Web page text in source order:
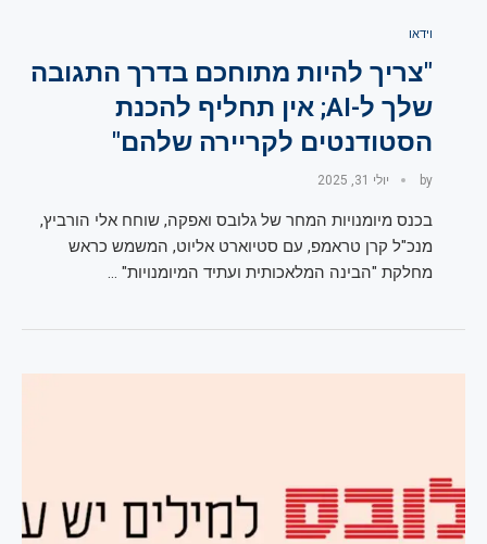
וידאו
"צריך להיות מתוחכם בדרך התגובה
שלך ל-AI; אין תחליף להכנת
הסטודנטים לקריירה שלהם"
by יולי 31, 2025
בכנס מיומנויות המחר של גלובס ואפקה, שוחח אלי הורביץ,
מנכ"ל קרן טראמפ, עם סטיוארט אליוט, המשמש כראש
מחלקת "הבינה המלאכותית ועתיד המיומנויות" …